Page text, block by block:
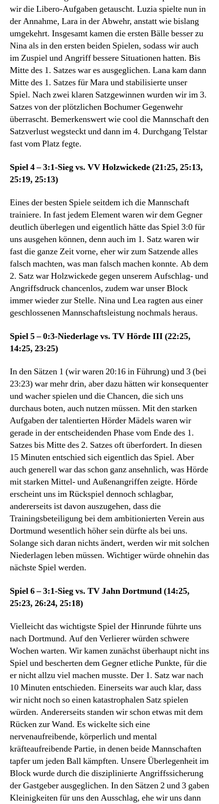
wir die Libero-Aufgaben getauscht. Luzia spielte nun in
der Annahme, Lara in der Abwehr, anstatt wie bislang
umgekehrt. Insgesamt kamen die ersten Bälle besser zu
Nina als in den ersten beiden Spielen, sodass wir auch
im Zuspiel und Angriff bessere Situationen hatten. Bis
Mitte des 1. Satzes war es ausgeglichen. Lana kam dann
Mitte des 1. Satzes für Mara und stabilisierte unser
Spiel. Nach zwei klaren Satzgewinnen wurden wir im 3.
Satzes von der plötzlichen Bochumer Gegenwehr
überrascht. Bemerkenswert wie cool die Mannschaft den
Satzverlust wegsteckt und dann im 4. Durchgang Telstar
fast vom Platz fegte.
Spiel 4 – 3:1-Sieg vs. VV Holzwickede (21:25, 25:13,
25:19, 25:13)
Eines der besten Spiele seitdem ich die Mannschaft
trainiere. In fast jedem Element waren wir dem Gegner
deutlich überlegen und eigentlich hätte das Spiel 3:0 für
uns ausgehen können, denn auch im 1. Satz waren wir
fast die ganze Zeit vorne, eher wir zum Satzende alles
falsch machten, was man falsch machen konnte. Ab dem
2. Satz war Holzwickede gegen unserem Aufschlag- und
Angriffsdruck chancenlos, zudem war unser Block
immer wieder zur Stelle. Nina und Lea ragten aus einer
geschlossenen Mannschaftsleistung nochmals heraus.
Spiel 5 – 0:3-Niederlage vs. TV Hörde III (22:25,
14:25, 23:25)
In den Sätzen 1 (wir waren 20:16 in Führung) und 3 (bei
23:23) war mehr drin, aber dazu hätten wir konsequenter
und wacher spielen und die Chancen, die sich uns
durchaus boten, auch nutzen müssen. Mit den starken
Aufgaben der talentierten Hörder Mädels waren wir
gerade in der entscheidenden Phase vom Ende des 1.
Satzes bis Mitte des 2. Satzes oft überfordert. In diesen
15 Minuten entschied sich eigentlich das Spiel. Aber
auch generell war das schon ganz ansehnlich, was Hörde
mit starken Mittel- und Außenangriffen zeigte. Hörde
erscheint uns im Rückspiel dennoch schlagbar,
andererseits ist davon auszugehen, dass die
Trainingsbeteiligung bei dem ambitionierten Verein aus
Dortmund wesentlich höher sein dürfte als bei uns.
Solange sich daran nichts ändert, werden wir mit solchen
Niederlagen leben müssen. Wichtiger würde ohnehin das
nächste Spiel werden.
Spiel 6 – 3:1-Sieg vs. TV Jahn Dortmund (14:25,
25:23, 26:24, 25:18)
Vielleicht das wichtigste Spiel der Hinrunde führte uns
nach Dortmund. Auf den Verlierer würden schwere
Wochen warten. Wir kamen zunächst überhaupt nicht ins
Spiel und bescherten dem Gegner etliche Punkte, für die
er nicht allzu viel machen musste. Der 1. Satz war nach
10 Minuten entschieden. Einerseits war auch klar, dass
wir nicht noch so einen katastrophalen Satz spielen
würden. Andererseits standen wir schon etwas mit dem
Rücken zur Wand. Es wickelte sich eine
nervenaufreibende, körperlich und mental
kräfteaufreibende Partie, in denen beide Mannschaften
tapfer um jeden Ball kämpften. Unsere Überlegenheit im
Block wurde durch die disziplinierte Angriffssicherung
der Gastgeber ausgeglichen. In den Sätzen 2 und 3 gaben
Kleinigkeiten für uns den Ausschlag, ehe wir uns dann